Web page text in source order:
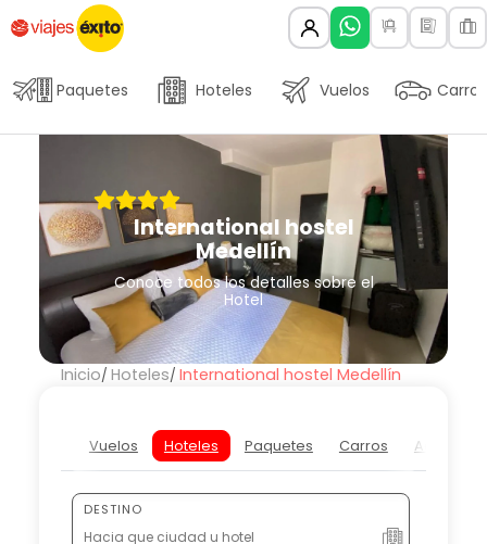
Paquetes Hoteles Vuelos Carros
International hostel
Medellín
Conoce todos los detalles sobre el
Hotel
Inicio Hoteles International hostel Medellín
Vuelos Hoteles Paquetes Carros
DESTINO